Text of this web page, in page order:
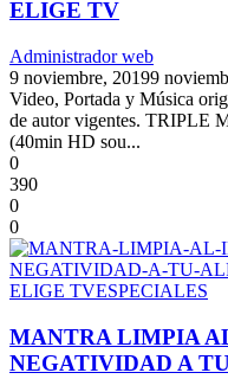
ELIGE TV
Administrador web
9 noviembre, 20199
Video, Portada y Música
de autor vigentes.
(40min HD sou...
0
390
0
0
ELIGE TVESPECIALES
MANTRA LIMPIA
NEGATIVIDAD A